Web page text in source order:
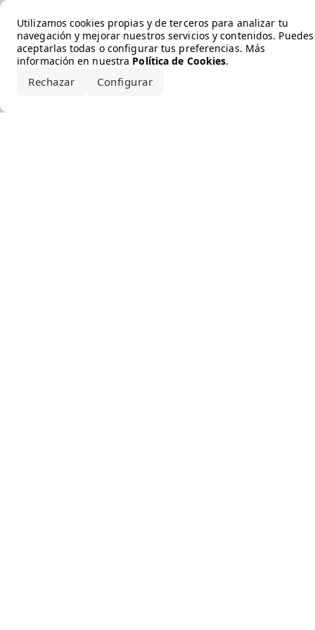
Utilizamos cookies propias y de terceros para analizar tu
navegación y mejorar nuestros servicios y contenidos. Puedes
aceptarlas todas o configurar tus preferencias. Más
información en nuestra Política de Cookies.
Rechazar Configurar
Error loading the brand